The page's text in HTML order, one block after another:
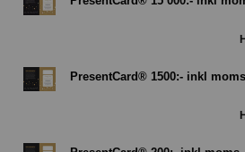
PresentCard® 1500:- inkl moms